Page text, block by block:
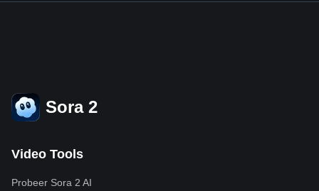
Sora 2
Video Tools
Probeer Sora 2 AI